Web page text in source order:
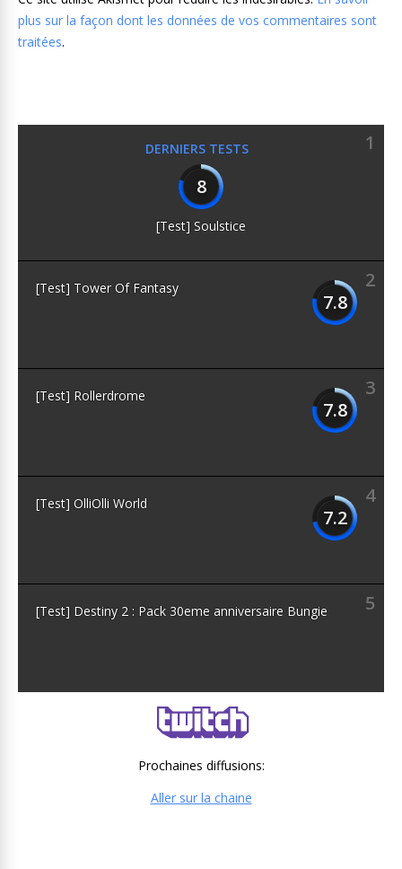
plus sur la façon dont les données de vos commentaires sont
traitées.
DERNIERS TESTS
1
8
[Test] Soulstice
2
7.8
[Test] Tower Of Fantasy
3
7.8
[Test] Rollerdrome
4
7.2
[Test] OlliOlli World
5
[Test] Destiny 2 : Pack 30eme anniversaire Bungie
Prochaines diffusions:
Aller sur la chaine